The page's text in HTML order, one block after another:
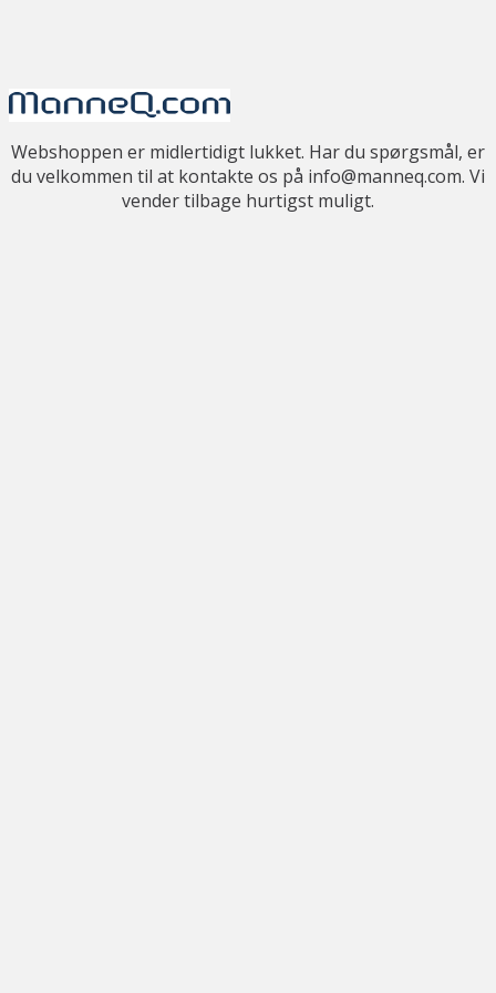
Webshoppen er midlertidigt lukket. Har du spørgsmål, er
du velkommen til at kontakte os på info@manneq.com. Vi
vender tilbage hurtigst muligt.